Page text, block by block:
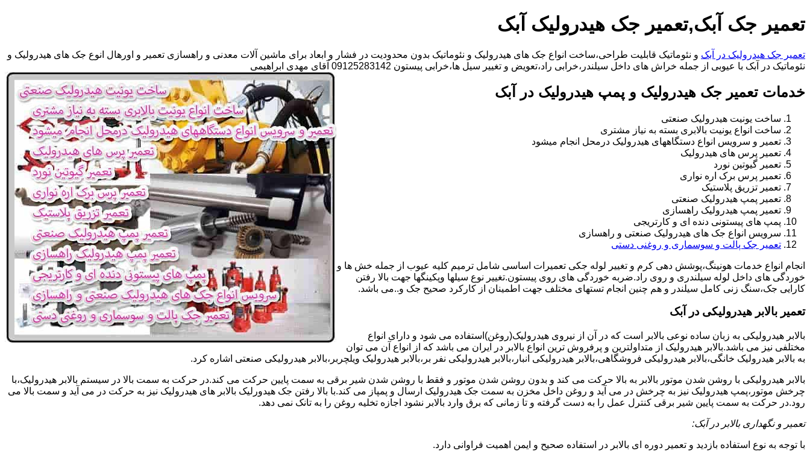
تعمیر جک آبک,تعمیر جک هیدرولیک آبک
تعمیر جک هیدرولیک در آبک و نئوماتیک قابلیت طراحی،ساخت انواع جک های هیدرولیک و نئوماتیک بدون محدودیت در فشار و ابعاد برای ماشین آلات معدنی و راهسازی تعمیر و اورهال انوع جک های هیدرولیک و
نئوماتیک در آبک با عیوبی از جمله خراش های داخل سیلندر،خرابی راد،تعویض و تغییر سیل ها،خرابی پیستون 09125283142 آقای مهدی ابراهیمی
خدمات تعمیر جک هیدرولیک و پمپ هیدرولیک در آبک
ساخت یونیت هیدرولیک صنعتی
ساخت انواع یونیت بالابری بسته به نیاز مشتری
تعمیر و سرویس انواع دستگاههای هیدرولیک درمحل انجام میشود
تعمیر پرس های هیدرولیک
تعمیر گیوتین نورد
تعمیر پرس برک اره نواری
تعمیر تزریق پلاستیک
تعمیر پمپ هیدرولیک صنعتی
تعمیر پمپ هیدرولیک راهسازی
پمپ های پیستونی دنده ای و کارتریجی
سرویس انواع جک های هیدرولیک صنعتی و راهسازی
تعمیر جک پالت و سوسماری و روغنی دستی
انجام انواع خدمات هونینگ،پوشش دهی کرم و تغییر لوله جکی تعمیرات اساسی شامل ترمیم کلیه عیوب از جمله خش ها و
خوردگی های داخل لوله سیلندری و روی راد.ضربه خوردگی های روی پیستون.تغییر نوع سیلها وپکینگها جهت بالا رفتن
کارایی جک،سنگ زنی کامل سیلندر و هم چنین انجام تستهای مختلف جهت اطمینان از کارکرد صحیح جک و..می باشد.
تعمیر بالابر هیدرولیکی در آبک
بالابر هیدرولیکی به زبان ساده نوعی بالابر است که در آن از نیروی هیدرولیک(روغن)استفاده می شود و دارای انواع
مختلفی نیز می باشد.بالابر هیدرولیک از متداولترین و پرفروش ترین انواع بالابر در ایران می باشد که از انواع آن می توان
به بالابر هیدرولیک خانگی،بالابر هیدرولیکی فروشگاهی،بالابر هیدرولیکی انبار،بالابر هیدرولیکی نفر بر،بالابر هیدرولیک ویلچربر،بالابر هیدرولیکی صنعتی اشاره کرد.
بالابر هیدرولیکی با روشن شدن موتور بالابر به بالا حرکت می کند و بدون روشن شدن موتور و فقط با روشن شدن شیر برقی به سمت پایین حرکت می کند.در حرکت به سمت بالا در سیستم بالابر هیدرولیک،با
چرخش موتور،پمپ هیدرولیک نیز به چرخش در می آید و روغن داخل مخزن به سمت جک هیدرولیک ارسال و پمپاز می کند.با بالا رفتن جک هیدورلیک بالابر های هیدرولیک نیز به حرکت در می آید و سمت بالا می
رود.در حرکت به سمت پایین شیر برقی کنترل عمل را به دست گرفته و تا زمانی که برق وارد بالابر نشود اجازه تخلیه روغن را به تانک نمی دهد.
تعمیر و نگهداری بالابر در آبک:
با توجه به نوع استفاده بازدید و تعمیر دوره ای بالابر در استفاده صحیح و ایمن اهمیت فراوانی دارد.